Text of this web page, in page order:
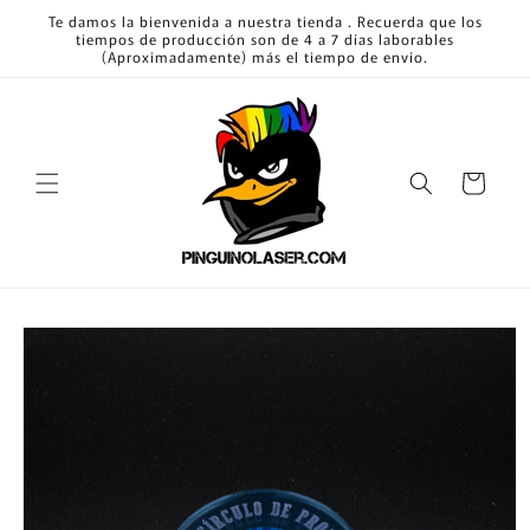
directamente
al contenido
Te damos la bienvenida a nuestra tienda . Recuerda que los
tiempos de producción son de 4 a 7 días laborables
(Aproximadamente) más el tiempo de envío.
Carrito
directamente